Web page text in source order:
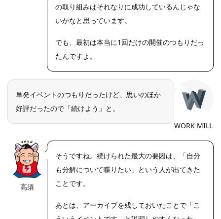
の取り組みはそれなりに成功しているんじゃな
いかなと思っています。
でも、最初は本当に1回だけの開催のつもりだっ
たんですよ。
単発イベントのつもりだったけど、思いのほか
好評だったので「続けよう」と。
WORK MILL
https://riseph
高須
そうですね。続けられた最大の要因は、「自分
も分解について喋りたい」という人が出てきた
ことです。
あとは、アーカイブを残しておいたことで「こ